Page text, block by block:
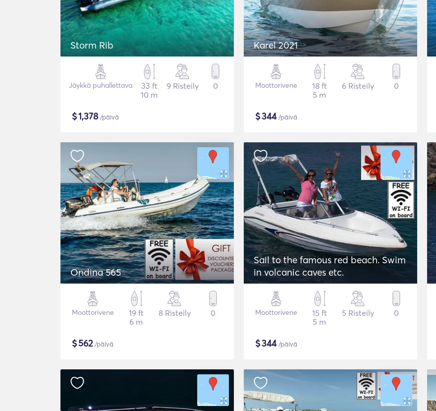
Storm Rib
Jäykkä puhallettava
33 ft
10 m
9 Risteily 0
$1,378/päivä
Karel 2021
Moottorivene
18 ft
5 m
6 Risteily 0
$344/päivä
Ondina 565
Moottorivene
19 ft
6 m
8 Risteily 0
$562/päivä
Sail to the famous red beach. Swim
in volcanic caves etc.
Moottorivene
15 ft
5 m
5 Risteily 0
$344/päivä